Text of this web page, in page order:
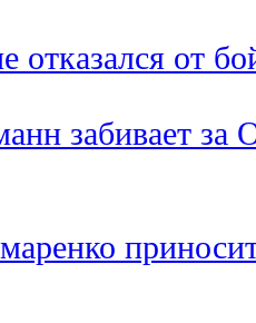
от
забивает за